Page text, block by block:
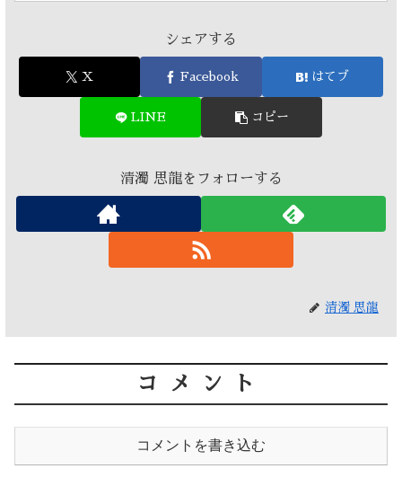
シェアする
X Facebook はてブ
LINE コピー
清濁 思龍をフォローする
清濁 思龍
コメント
コメントを書き込む